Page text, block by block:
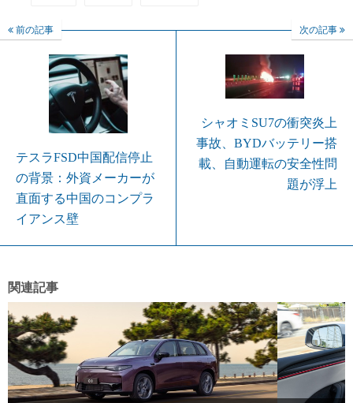
前の記事
テスラFSD中国配信停止
の背景：外資メーカーが
直面する中国のコンプラ
イアンス壁
次の記事
シャオミSU7の衝突炎上
事故、BYDバッテリー搭
載、自動運転の安全性問
題が浮上
関連記事